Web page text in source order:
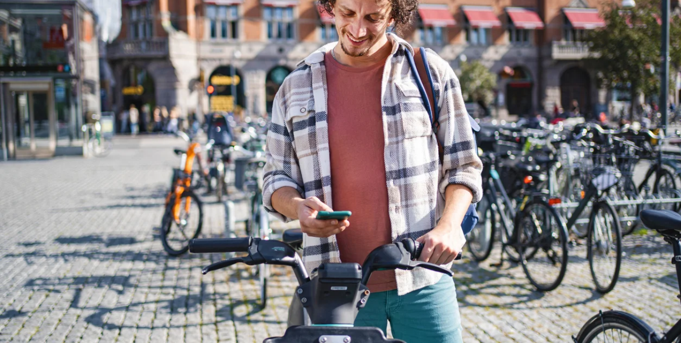
Een andere aanpak, een
nieuwe manier van
vervoer
Dock't levert een whitelabel app die
volledig in de eigen huisstijl kan
worden vormgegeven. Met de app kan
de gebruiker eenvoudig de fiets
ontgrendelen en de reis voortzetten –
zonder 'echte' sleutels!